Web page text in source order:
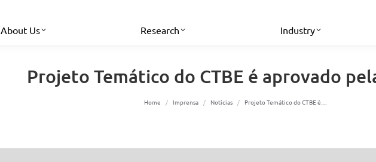
About Us Research Industry
Projeto Temático do CTBE é aprovado
You are here:
Home Imprensa Notícias Projeto Temático do CTBE é…